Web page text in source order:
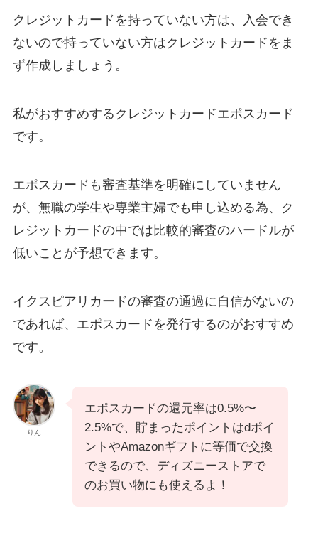
クレジットカードを持っていない方は、入会でき
ないので持っていない方はクレジットカードをま
ず作成しましょう。
私がおすすめするクレジットカードエポスカード
です。
エポスカードも審査基準を明確にしていません
が、無職の学生や専業主婦でも申し込める為、ク
レジットカードの中では比較的審査のハードルが
低いことが予想できます。
イクスピアリカードの審査の通過に自信がないの
であれば、エポスカードを発行するのがおすすめ
です。
りん
エポスカードの還元率は0.5%〜
2.5%で、貯まったポイントはdポイ
ントやAmazonギフトに等価で交換
できるので、ディズニーストアで
のお買い物にも使えるよ！